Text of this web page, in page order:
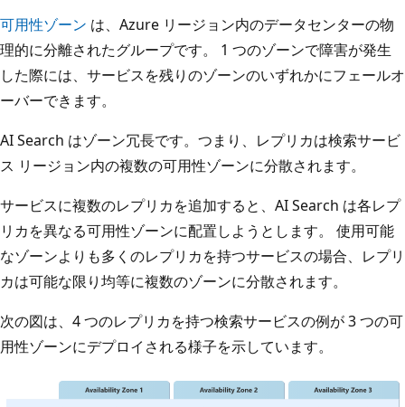
可用性ゾーン は、Azure リージョン内のデータセンターの物
理的に分離されたグループです。 1 つのゾーンで障害が発生
した際には、サービスを残りのゾーンのいずれかにフェールオ
ーバーできます。
AI Search はゾーン冗長です。つまり、レプリカは検索サービ
ス リージョン内の複数の可用性ゾーンに分散されます。
サービスに複数のレプリカを追加すると、AI Search は各レプ
リカを異なる可用性ゾーンに配置しようとします。 使用可能
なゾーンよりも多くのレプリカを持つサービスの場合、レプリ
カは可能な限り均等に複数のゾーンに分散されます。
次の図は、4 つのレプリカを持つ検索サービスの例が 3 つの可
用性ゾーンにデプロイされる様子を示しています。